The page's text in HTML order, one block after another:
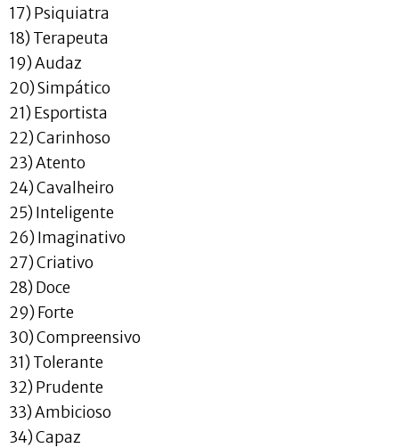
17) Psiquiatra
18) Terapeuta
19) Audaz
20) Simpático
21) Esportista
22) Carinhoso
23) Atento
24) Cavalheiro
25) Inteligente
26) Imaginativo
27) Criativo
28) Doce
29) Forte
30) Compreensivo
31) Tolerante
32) Prudente
33) Ambicioso
34) Capaz